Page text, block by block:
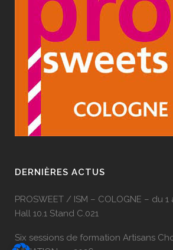
DERNIÈRES ACTUS
PROSWEET / ISM – COLOGNE – du
Hall 10.1 Stand C.021
Six sessions de formation Artisans